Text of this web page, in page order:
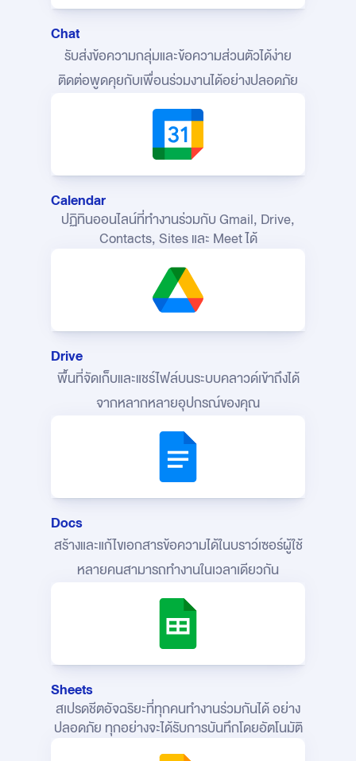
Chat
รับส่งข้อความกลุ่มและข้อความส่วนตัวได้ง่าย
ติดต่อพูดคุยกับเพื่อนร่วมงานได้อย่างปลอดภัย
Calendar
ปฏิทินออนไลน์ที่ทำงานร่วมกับ Gmail, Drive,
Contacts, Sites และ Meet ได้
Drive
พื้นที่จัดเก็บและแชร์ไฟล์บนระบบคลาวด์เข้าถึงได้
จากหลากหลายอุปกรณ์ของคุณ
Docs
สร้างและแก้ไขเอกสารข้อความได้ในบราว์เซอร์ผู้ใช้
หลายคนสามารถทำงานในเวลาเดียวกัน
Sheets
สเปรดชีตอัจฉริยะที่ทุกคนทำงานร่วมกันได้อย่าง
ปลอดภัย ทุกอย่างจะได้รับการบันทึกโดยอัตโนมัติ